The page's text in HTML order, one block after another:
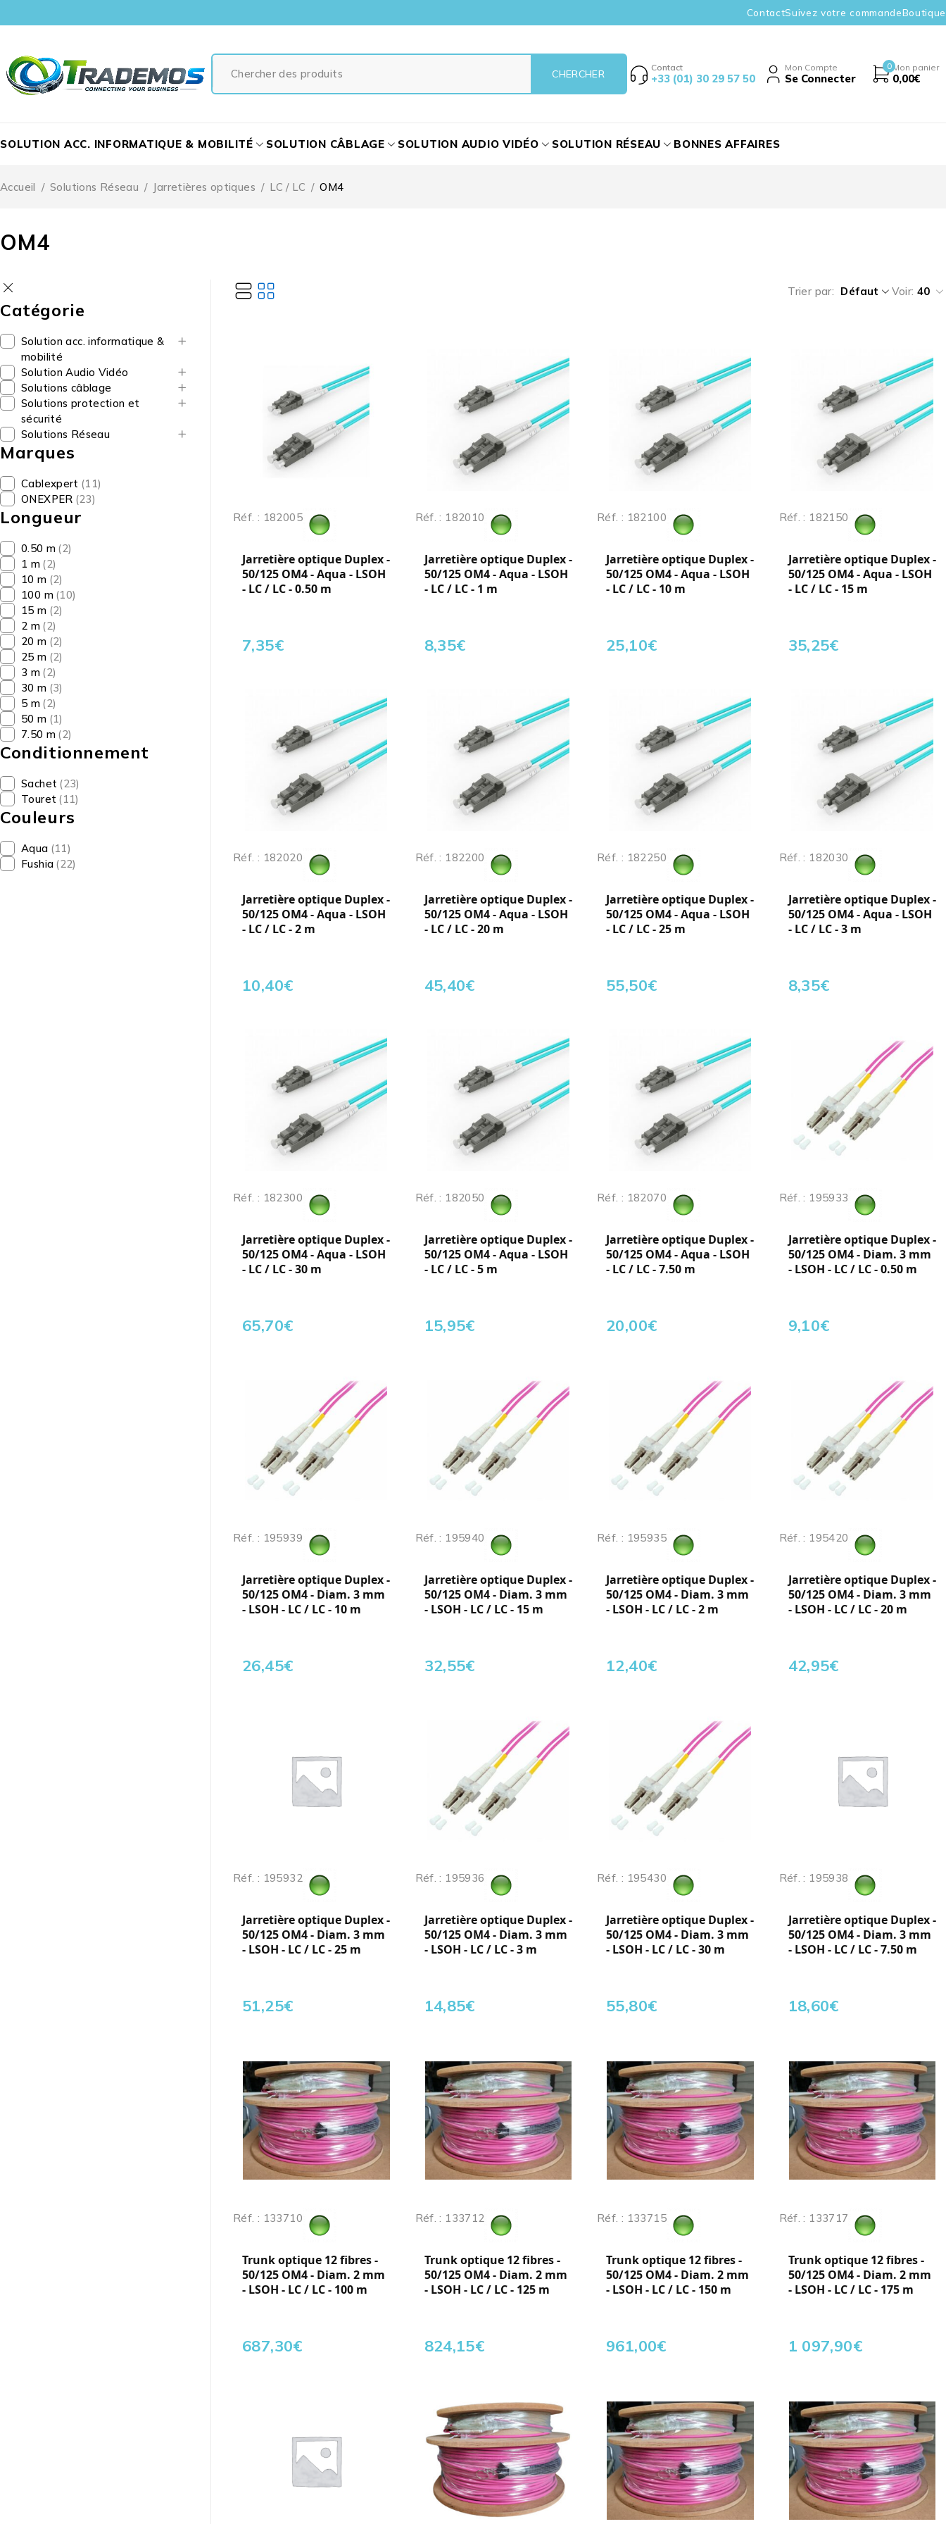
ContactSuivez votre commandeBoutique
Contact
+33 (01) 30 29 57 50
Mon Compte
Se Connecter
0 Mon panier
0,00€
SOLUTION ACC. INFORMATIQUE & MOBILITÉ SOLUTION CÂBLAGE SOLUTION AUDIO VIDÉO SOLUTION RÉSEAU BONNES AFFAIRES
OM4
Accueil / Solutions Réseau / Jarretières optiques / LC / LC / OM4
Catégorie
Solution acc. informatique &
mobilité
Solution Audio Vidéo
Solutions câblage
Solutions protection et
sécurité
Solutions Réseau
Marques
Cablexpert (11)
ONEXPER (23)
Longueur
0.50 m (2)
1 m (2)
10 m (2)
100 m (10)
15 m (2)
2 m (2)
20 m (2)
25 m (2)
3 m (2)
30 m (3)
5 m (2)
50 m (1)
7.50 m (2)
Conditionnement
Sachet (23)
Touret (11)
Couleurs
Aqua (11)
Fushia (22)
Trier par Défaut Voir: 40
Réf. : 182005
Jarretière optique Duplex -
50/125 OM4 - Aqua - LSOH
- LC / LC - 0.50 m
7,35€
Réf. : 182010
Jarretière optique Duplex -
50/125 OM4 - Aqua - LSOH
- LC / LC - 1 m
8,35€
Réf. : 182100
Jarretière optique Duplex -
50/125 OM4 - Aqua - LSOH
- LC / LC - 10 m
25,10€
Réf. : 182150
Jarretière optique Duplex -
50/125 OM4 - Aqua - LSOH
- LC / LC - 15 m
35,25€
Réf. : 182020
Jarretière optique Duplex -
50/125 OM4 - Aqua - LSOH
- LC / LC - 2 m
10,40€
Réf. : 182200
Jarretière optique Duplex -
50/125 OM4 - Aqua - LSOH
- LC / LC - 20 m
45,40€
Réf. : 182250
Jarretière optique Duplex -
50/125 OM4 - Aqua - LSOH
- LC / LC - 25 m
55,50€
Réf. : 182030
Jarretière optique Duplex -
50/125 OM4 - Aqua - LSOH
- LC / LC - 3 m
8,35€
Réf. : 182300
Jarretière optique Duplex -
50/125 OM4 - Aqua - LSOH
- LC / LC - 30 m
65,70€
Réf. : 182050
Jarretière optique Duplex -
50/125 OM4 - Aqua - LSOH
- LC / LC - 5 m
15,95€
Réf. : 182070
Jarretière optique Duplex -
50/125 OM4 - Aqua - LSOH
- LC / LC - 7.50 m
20,00€
Réf. : 195933
Jarretière optique Duplex -
50/125 OM4 - Diam. 3 mm
- LSOH - LC / LC - 0.50 m
9,10€
Réf. : 195939
Jarretière optique Duplex -
50/125 OM4 - Diam. 3 mm
- LSOH - LC / LC - 10 m
26,45€
Réf. : 195940
Jarretière optique Duplex -
50/125 OM4 - Diam. 3 mm
- LSOH - LC / LC - 15 m
32,55€
Réf. : 195935
Jarretière optique Duplex -
50/125 OM4 - Diam. 3 mm
- LSOH - LC / LC - 2 m
12,40€
Réf. : 195420
Jarretière optique Duplex -
50/125 OM4 - Diam. 3 mm
- LSOH - LC / LC - 20 m
42,95€
Réf. : 195932
Jarretière optique Duplex -
50/125 OM4 - Diam. 3 mm
- LSOH - LC / LC - 25 m
51,25€
Réf. : 195936
Jarretière optique Duplex -
50/125 OM4 - Diam. 3 mm
- LSOH - LC / LC - 3 m
14,85€
Réf. : 195430
Jarretière optique Duplex -
50/125 OM4 - Diam. 3 mm
- LSOH - LC / LC - 30 m
55,80€
Réf. : 195938
Jarretière optique Duplex -
50/125 OM4 - Diam. 3 mm
- LSOH - LC / LC - 7.50 m
18,60€
Réf. : 133710
Trunk optique 12 fibres -
50/125 OM4 - Diam. 2 mm
- LSOH - LC / LC - 100 m
687,30€
Réf. : 133712
Trunk optique 12 fibres -
50/125 OM4 - Diam. 2 mm
- LSOH - LC / LC - 125 m
824,15€
Réf. : 133715
Trunk optique 12 fibres -
50/125 OM4 - Diam. 2 mm
- LSOH - LC / LC - 150 m
961,00€
Réf. : 133717
Trunk optique 12 fibres -
50/125 OM4 - Diam. 2 mm
- LSOH - LC / LC - 175 m
1 097,90€